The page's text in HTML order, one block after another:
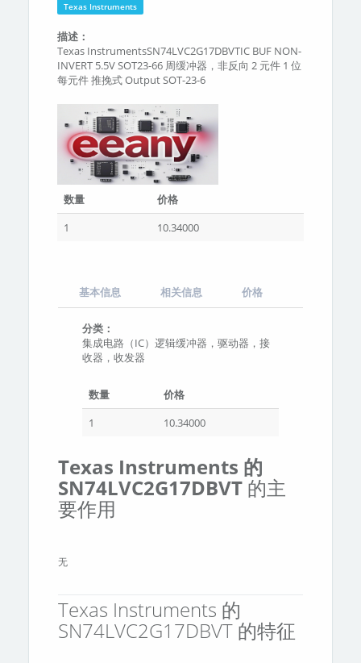
Texas Instruments
描述：
Texas InstrumentsSN74LVC2G17DBVTIC BUF NON-
INVERT 5.5V SOT23-66 周缓冲器，非反向 2 元件 1 位
每元件 推挽式 Output SOT-23-6
数量
价格
1
10.34000
基本信息 相关信息 价格
分类：
集成电路（IC）逻辑缓冲器，驱动器，接
收器，收发器
数量
价格
1
10.34000
Texas Instruments 的
SN74LVC2G17DBVT 的主
要作用
无
Texas Instruments 的
SN74LVC2G17DBVT 的特征